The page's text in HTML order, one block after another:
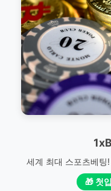
세계 최대 스포츠베팅
🎁 첫